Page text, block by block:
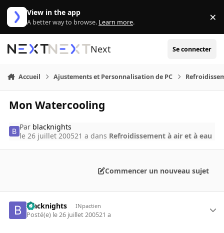
Aller au contenu
View in the app
A better way to browse. Learn more. ×
Next Se connecter
Accueil Ajustements et Personnalisation de PC
Mon Watercooling
Par blacknights
le 26 juillet 200521 a dans Refroidissement à air et à eau
Commencer un nouveau sujet
blacknights INpactien
Posté(e) le 26 juillet 200521 a